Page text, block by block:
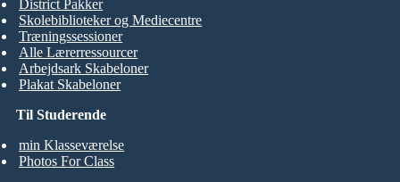
Til Studerende
min Klasseværelse
Photos For Class
District Pakker
Skolebiblioteker og Mediecentre
Træningssessioner
Alle Lærerressourcer
Arbejdsark Skabeloner
Plakat Skabeloner